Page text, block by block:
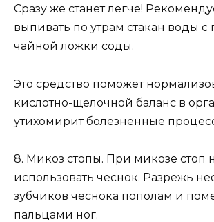
Сразу же станет легче!
выпивать по утрам стакан воды с
чайной ложки соды.
Это средство поможет
кислотно-щелочной баланс в
утихомирит болезненные
8. Микоз стопы. При микозе стоп
использовать чеснок. Разрежь
зубчиков чеснока пополам и
пальцами ног.